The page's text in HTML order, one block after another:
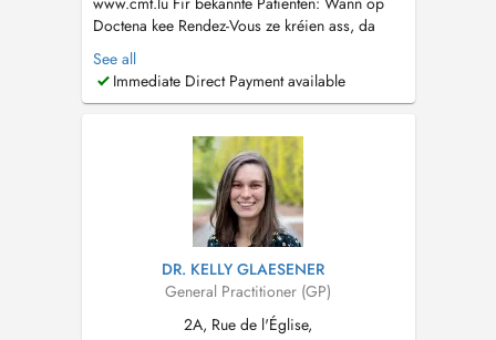
Doctena kee Rendez-Vous ze kréien ass, da
rufft eis gären un. Pour patients connus: Si
vous ne trouvez pas de rendez-vous sur
Doctena, n'hésitez pas de nous appeler....
See all
Immediate Direct Payment available
DR. KELLY GLAESENER
General Practitioner (GP)
2A, Rue de l'Église,